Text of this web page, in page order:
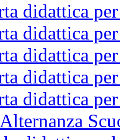
didattica
didattica
didattica
didattica
didattica